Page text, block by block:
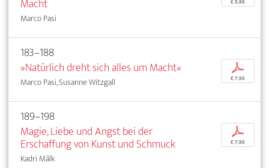
Macht
Marco Pasi
€ 5,95
183–188
»Natürlich dreht sich alles um Macht«
Marco Pasi, Susanne Witzgall
p
€ 7,95
189–198
Magie, Liebe und Angst bei der
Erschaffung von Kunst und Schmuck
Kadri Mälk
p
€ 7,95